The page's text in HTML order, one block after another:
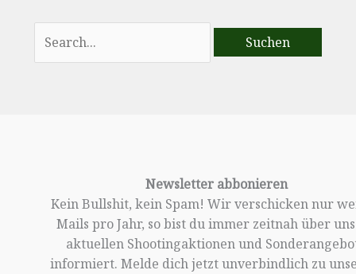
nach:
Newsletter abbonieren
Kein Bullshit, kein Spam! Wir verschicken nur
Mails pro Jahr, so bist du immer zeitnah über
aktuellen Shootingaktionen und
informiert. Melde dich jetzt unverbindlich zu